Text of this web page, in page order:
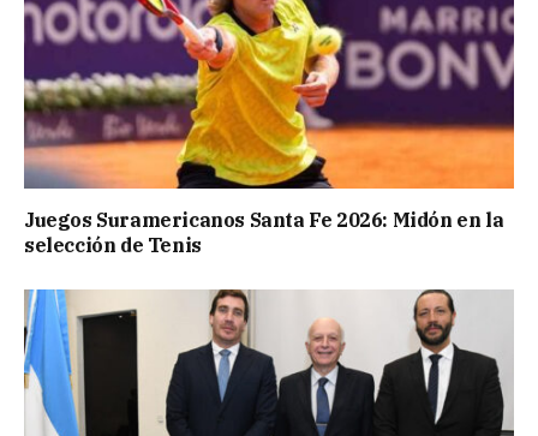
Juegos Suramericanos Santa Fe 2026: Midón en la
selección de Tenis